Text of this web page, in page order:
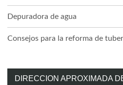
Depuradora de agua
Consejos para la reforma de
DIRECCION APROXIMADA